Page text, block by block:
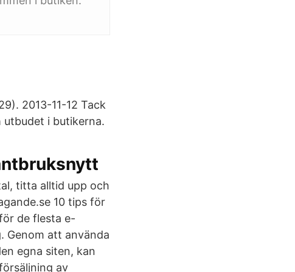
2013-11-12 Tack
i butikerna.
titta alltid upp och
10 tips för
de flesta e-
Genom att använda
egna siten, kan
av